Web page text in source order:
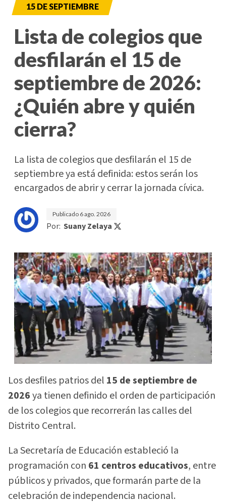
15 DE SEPTIEMBRE
Lista de colegios que
desfilarán el 15 de
septiembre de 2026:
¿Quién abre y quién
cierra?
La lista de colegios que desfilarán el 15 de
septiembre ya está definida: estos serán los
encargados de abrir y cerrar la jornada cívica.
Publicado 6 ago. 2026
Por: Suany Zelaya
Los desfiles patrios del 15 de septiembre de
2026ya tienen definido el orden de participación
de los colegios que recorrerán las calles del
Distrito Central.
La Secretaría de Educación estableció la
programación con 61 centros educativos, entre
públicos y privados, que formarán parte de la
celebración de independencia nacional.